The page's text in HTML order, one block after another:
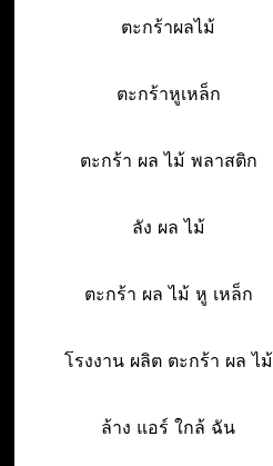
ตะกร้าผลไม้
ตะกร้าหูเหล็ก
ตะกร้า ผล ไม้ พลาสติก
ลัง ผล ไม้
ตะกร้า ผล ไม้ หู เหล็ก
โรงงาน ผลิต ตะกร้า ผล ไม้
ล้าง แอร์ ใกล้ ฉัน